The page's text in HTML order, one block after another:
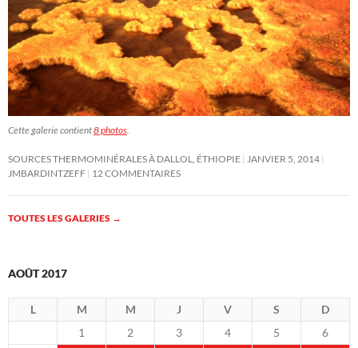
Cette galerie contient8 photos
SOURCES THERMOMINÉRALES À DALLOL, ÉTHIOPIE
JANVIER 5, 2014
JMBARDINTZEFF 12 COMMENTAIRES
TOUTES LES GALERIES →
AOÛT 2017
L M M J V S
D
1
2 3 4 5 6